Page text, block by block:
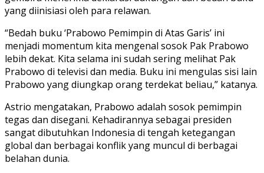
yang diinisiasi oleh para relawan.
“Bedah buku ‘Prabowo Pemimpin di Atas Garis’ ini
menjadi momentum kita mengenal sosok Pak Prabowo
lebih dekat. Kita selama ini sudah sering melihat Pak
Prabowo di televisi dan media. Buku ini mengulas sisi lain
Prabowo yang diungkap orang terdekat beliau,” katanya.
Astrio mengatakan, Prabowo adalah sosok pemimpin
tegas dan disegani. Kehadirannya sebagai presiden
sangat dibutuhkan Indonesia di tengah ketegangan
global dan berbagai konflik yang muncul di berbagai
belahan dunia.